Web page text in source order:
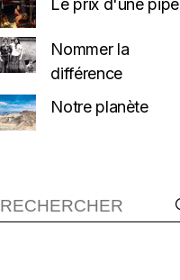
Nommer la
différence
Notre planète
Recherche :